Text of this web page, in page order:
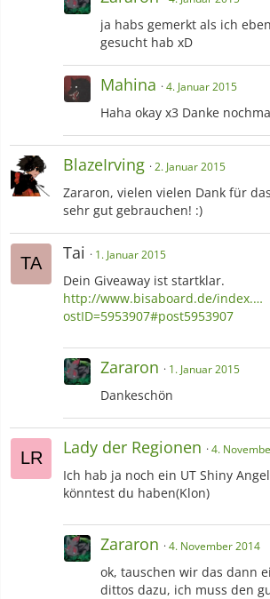
ja habs gemerkt als ich
gesucht hab xD
Mahina 4. Januar 2015
Haha okay x3 Danke
BlazeIrving 2. Januar 2015
Zararon, vielen vielen Dank für
sehr gut gebrauchen! :)
Tai 1. Januar 2015
Dein Giveaway ist startklar.
http://www.bisaboard.de/index.…
ostID=5953907#post5953907
Zararon 1. Januar 2015
Dankeschön
Lady der Regionen 4.
Ich hab ja noch ein UT Shiny
könntest du haben(Klon)
Zararon 4. November 2014
ok, tauschen wir das dann
dittos dazu, ich muss den